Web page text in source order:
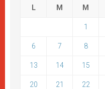
L M M
1
6 7 8
13 14 15
20 21 22